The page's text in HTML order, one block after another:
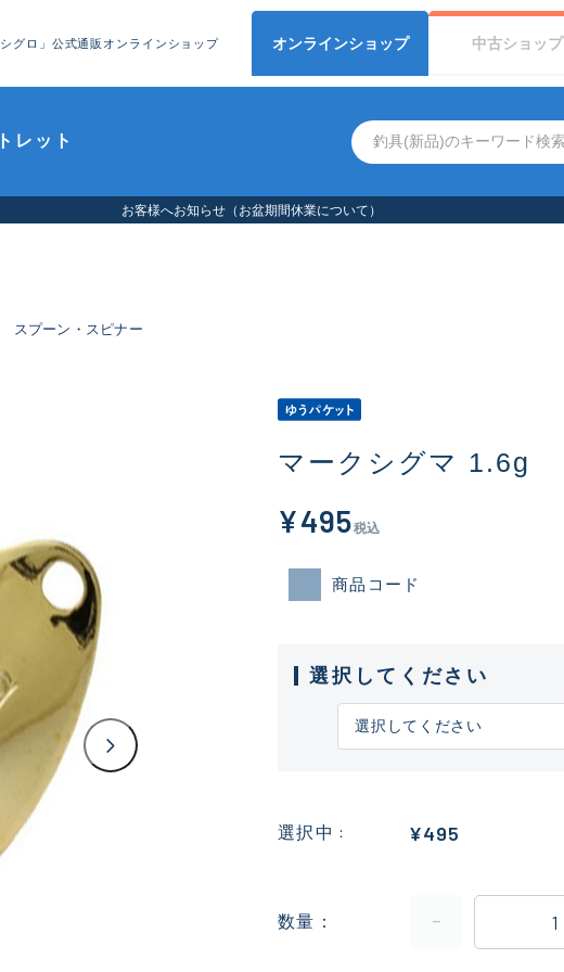
グロ」公式通販オンラインショップ オンラインショップ 中古ショップ
レット
お客様へお知らせ（お盆期間休業について）
スプーン・スピナー
マークシグマ 1.6g
¥495税込
商品コード
選択してください
選択中 ¥495
数量